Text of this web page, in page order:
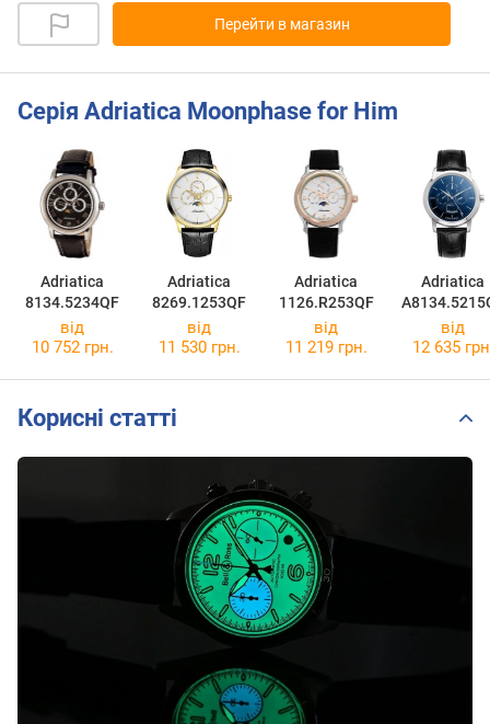
Перейти в магазин
Серія Adriatica Moonphase for Him
Adriatica
8134.5234QF
Adriatica
8269.1253QF
Adriatica
1126.R253QF
Adriatica
від
10 752 грн.
від
11 530 грн.
від
11 219 грн.
від
12 635
Корисні статті